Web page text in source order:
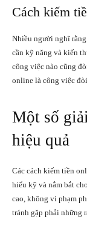
Cách kiếm
Nhiều người nghĩ
cần kỹ năng và kiến
công việc nào cũng
online là công việc đòi
Một số
hiệu quả
Các cách kiếm tiền
hiểu kỹ và nắm bắt
cao, không vi phạm
tránh gặp phải những